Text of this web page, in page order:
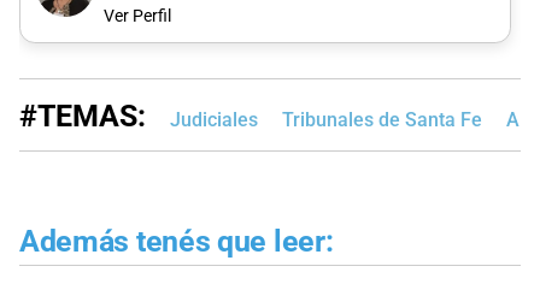
Ver Perfil
#TEMAS: Judiciales Tribunales de Santa Fe
Además tenés que leer: